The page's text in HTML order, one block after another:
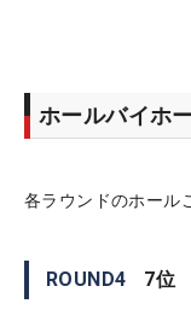
ホールバイホ
各ラウンドのホール
ROUND4 7位